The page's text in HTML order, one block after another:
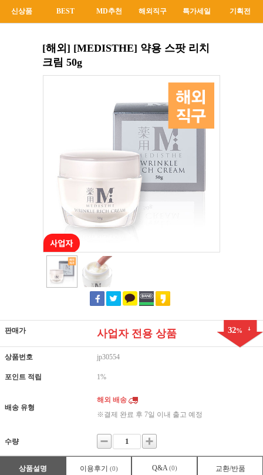
신상품 BEST MD추천 해외직구 특가세일 기획전
[해외] [MEDISTHE] 약용 스팟 리치
크림 50g
판매가 사업자 전용 상품 32%
상품번호 jp30554
포인트 적립 1%
배송 유형
해외 배송
※결제 완료 후 7일 이내 출고 예정
수량
상품설명 이용후기 (0) Q&A(0) 교환/반품